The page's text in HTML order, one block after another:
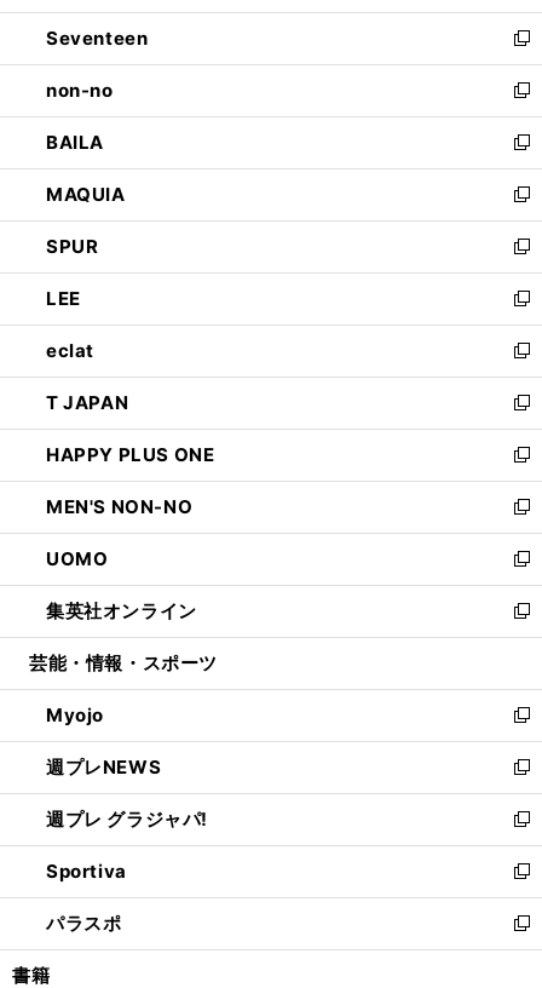
開
く
ウ
で
開
く
ン
ド
ウ
で
開
く
Seventeen
新
し
い
ウ
ィ
ン
ド
ウ
で
開
く
non-no
新
し
い
ウ
ィ
ン
ド
ウ
で
開
く
BAILA
新
し
い
ウ
ィ
ン
ド
ウ
で
開
く
MAQUIA
新
し
い
ウ
ィ
ン
ド
ウ
で
開
く
SPUR
新
し
い
ウ
ィ
ン
ド
ウ
で
開
く
LEE
新
し
い
ウ
ィ
ン
ド
ウ
で
開
く
eclat
新
し
い
ウ
ィ
ン
ド
ウ
で
開
く
T JAPAN
新
し
い
ウ
ィ
ン
ド
ウ
で
開
HAPPY PLUS ONE
新
し
い
ウ
ィ
ン
ド
ウ
開
く
MEN'S NON-NO
新
し
い
ウ
ィ
ン
ウ
で
開
く
UOMO
新
し
い
ウ
ン
ド
ウ
で
開
く
集英社オンライン
新
し
ウ
ィ
ン
ド
ウ
で
開
く
芸能・情報・スポーツ
Myojo
新
し
い
ウ
ィ
ン
ド
ウ
で
開
週プレNEWS
新
し
い
ウ
ィ
ン
ド
ウ
週プレ グラジャパ!
新
し
い
ウ
ィ
ン
Sportiva
新
し
い
ウ
パラスポ
新
し
書籍